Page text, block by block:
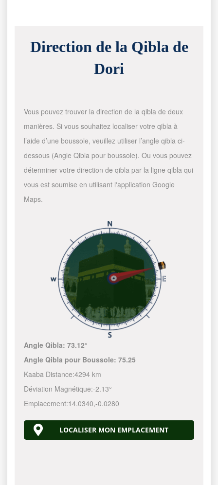
Direction de la Qibla de
Dori
Vous pouvez trouver la direction de la qibla de deux
manières. Si vous souhaitez localiser votre qibla à
l’aide d’une boussole, veuillez utiliser l’angle qibla ci-
dessous (Angle Qibla pour boussole). Ou vous pouvez
déterminer votre direction de qibla par la ligne qibla qui
vous est soumise en utilisant l'application Google
Maps.
Angle Qibla:73.12°
Angle Qibla pour Boussole:75.25
Kaaba Distance:4294 km
Déviation Magnétique:-2.13°
Emplacement:14.0340,-0.0280
LOCALISER MON EMPLACEMENT